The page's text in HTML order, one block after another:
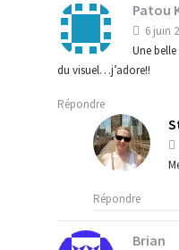
Patou
6 juin
Une
du visuel…j’adore!!
Répondre
Répondre
Brian